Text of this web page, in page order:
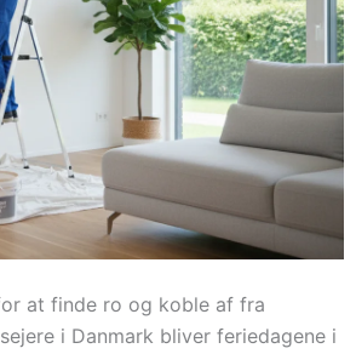
at finde ro og koble af fra
i Danmark bliver feriedagene i